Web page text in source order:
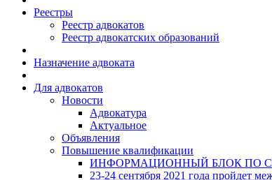
Реестры
Реестр адвокатов
Реестр адвокатских образований
Назначение адвоката
Для адвокатов
Новости
Адвокатура
Актуальное
Объявления
Повышение квалификации
ИНФОРМАЦИОННЫЙ БЛОК ПО
23-24 сентября 2021 года пройдет